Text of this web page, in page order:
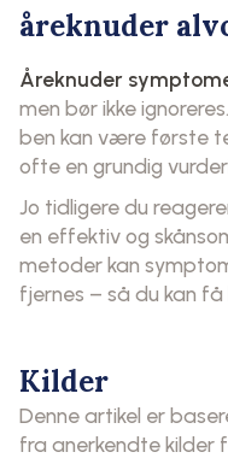
åreknuder
Åreknuder
men bør ikke
ben kan være første
ofte en grundig
Jo tidligere du
en effektiv og
metoder kan
fjernes – så du kan
Kilder
Denne artikel er
fra anerkendte kilder